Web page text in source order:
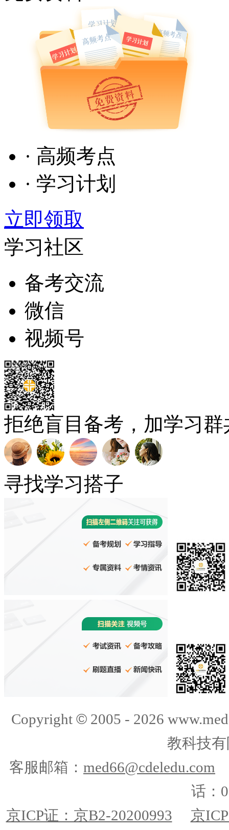
· 高频考点
· 学习计划
立即领取
学习社区
备考交流
微信
视频号
拒绝盲目备考，加学习
寻找学习搭子
Copyright ©2005 - 2026
教科技
客服邮箱： med66@cdeledu.com
话：
京ICP证：京B2-20200993
京